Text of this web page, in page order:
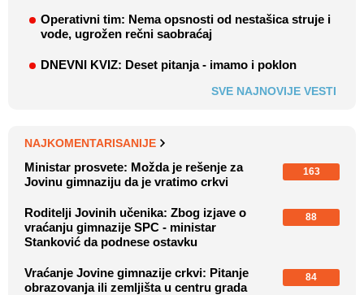
Operativni tim: Nema opsnosti od nestašica struje i
vode, ugrožen rečni saobraćaj
DNEVNI KVIZ: Deset pitanja - imamo i poklon
SVE NAJNOVIJE VESTI
NAJKOMENTARISANIJE
Ministar prosvete: Možda je rešenje za
Jovinu gimnaziju da je vratimo crkvi
163
Roditelji Jovinih učenika: Zbog izjave o
vraćanju gimnazije SPC - ministar
Stanković da podnese ostavku
88
Vraćanje Jovine gimnazije crkvi: Pitanje
obrazovanja ili zemljišta u centru grada
84